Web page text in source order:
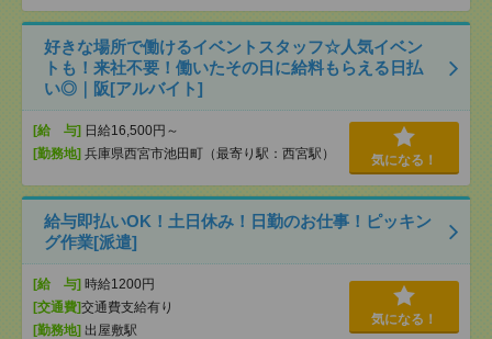
好きな場所で働けるイベントスタッフ☆人気イベン
トも！来社不要！働いたその日に給料もらえる日払
い◎｜阪[アルバイト]
[給 与] 日給16,500円～
[勤務地] 兵庫県西宮市池田町（最寄り駅：西宮駅） 気になる！
給与即払いOK！土日休み！日勤のお仕事！ピッキン
グ作業[派遣]
[給 与] 時給1200円
[交通費]交通費支給有り
[勤務地] 出屋敷駅
気になる！